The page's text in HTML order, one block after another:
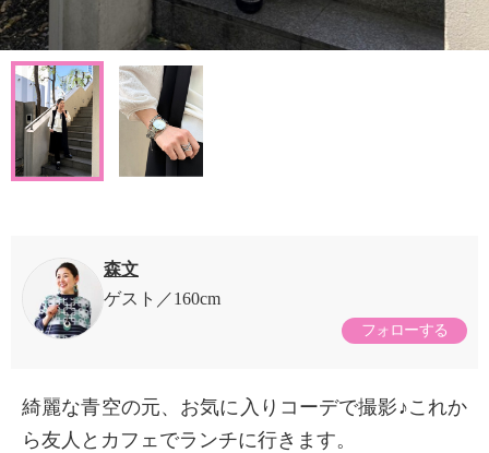
森文
ゲスト
160cm
フォローする
綺麗な青空の元、お気に入りコーデで撮影♪これか
ら友人とカフェでランチに行きます。